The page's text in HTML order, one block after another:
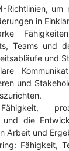
Richtlinien,
in
Teams und
und
und
und die
Arbeit und
Fähigkeit,